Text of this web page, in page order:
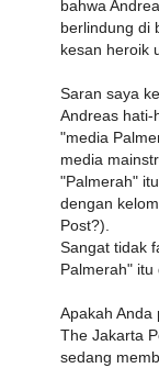
bahwa
berlindung di
kesan heroik
Saran saya
Andreas hati-
"media
media
"Palmerah"
dengan
Post?).
Sangat tidak
Palmerah" itu
Apakah Anda
The Jakarta
sedang